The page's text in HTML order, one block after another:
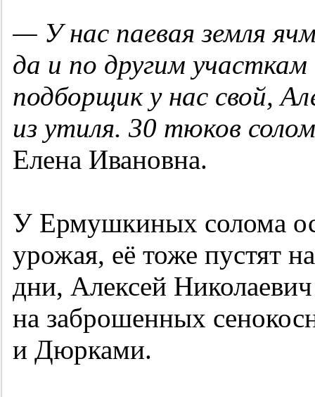
— У нас паевая земля
да и по другим участкам
подборщик у нас свой,
из утиля. 30 тюков
Елена Ивановна.
У Ермушкиных солома
урожая, её тоже пустят
дни, Алексей
на заброшенных
и Дюрками.